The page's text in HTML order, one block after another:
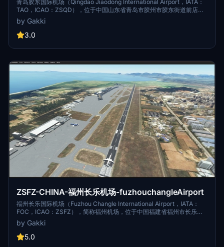
青岛胶东国际机场（Qingdao Jiaodong International Airport，IATA：
TAO，ICAO：ZSQD），位于中国山东省青岛市胶州市胶东街道前店口
村，西南距胶州市中心11千米，东南距青岛市中心39千米、东南距青岛
流亭国际机场（已停用）28千米、西距海军胶州机场（已搬迁）6千米，
为4F级国际机场、区域性枢纽机场、面向日韩的门户机场 [1-3] [49] 。
机场命名为“青岛胶东国际机场” [4] ；2021年1月27日，青岛胶东国际机
截至2021年8月，青岛胶东国际机场航站楼面积54万平方米，设97座登
机廊桥；民航站坪共设173个机位，其中5个为F类机位；共有2条远距跑
道，均为3600米长，宽度分别为45米和60米；可满足2025年旅客吞吐
量3500万人次、货邮吞吐量50万吨、飞机起降29.8万架次的使用需求
[5] [45] 。 2021年9月，青岛胶东国际机场共完成旅客吞吐量113.7401万
人次，排名华东地区第4位；货运吞吐量2.0404万吨，排名华东地区第5
位；飞机起降1.2094万架次，排名华东地区第4位 [54] 。
by Gakki
3.0
ZSFZ-CHINA-福州长乐机场-fuzhouchangleAirport
福州长乐国际机场（Fuzhou Changle International Airport，IATA：
FOC，ICAO：ZSFZ），简称福州机场，位于中国福建省福州市长乐
区，距离福州市区约39千米，为4E级民用国际机场、区域枢纽机场 [1]
、“海上丝绸之路”门户枢纽机场 [2] 、华东机场群成员 [3] 。 1997年6
月23日，福州长乐国际机场正式通航。截至2018年12月，福州长乐国际
by Gakki
5.0